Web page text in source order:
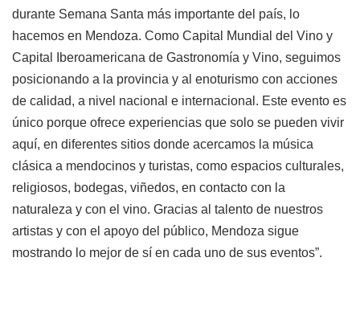
durante Semana Santa más importante del país, lo
hacemos en Mendoza. Como Capital Mundial del Vino y
Capital Iberoamericana de Gastronomía y Vino, seguimos
posicionando a la provincia y al enoturismo con acciones
de calidad, a nivel nacional e internacional. Este evento es
único porque ofrece experiencias que solo se pueden vivir
aquí, en diferentes sitios donde acercamos la música
clásica a mendocinos y turistas, como espacios culturales,
religiosos, bodegas, viñedos, en contacto con la
naturaleza y con el vino. Gracias al talento de nuestros
artistas y con el apoyo del público, Mendoza sigue
mostrando lo mejor de sí en cada uno de sus eventos”.